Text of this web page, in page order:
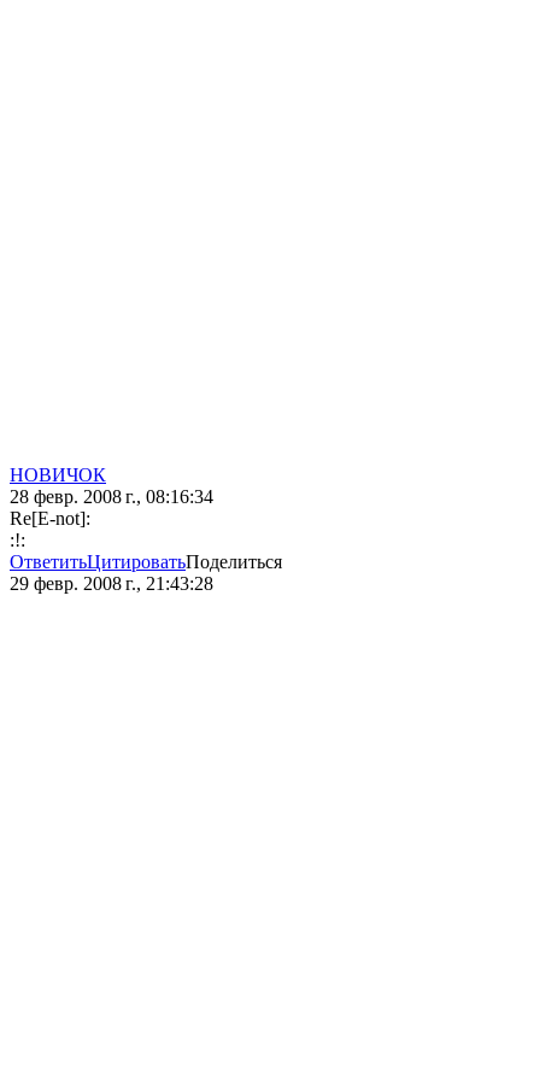
НОВИЧОК
28 февр. 2008 г., 08:16:34
Re[E-not]:
:!:
ОтветитьЦитироватьПоделиться
29 февр. 2008 г., 21:43:28